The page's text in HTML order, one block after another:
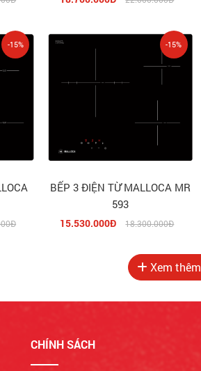
-15%
BẾP 3 ĐIỆN TỪ MALLOCA MR
593
15.530.000Đ 18.300.000Đ
-15%
Xem thêm
CHÍNH SÁCH